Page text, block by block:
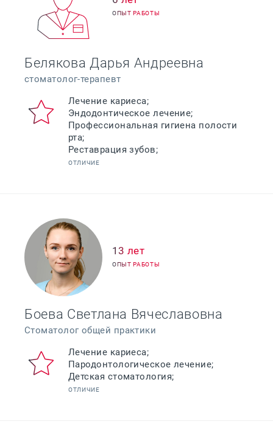
ОПЫТ РАБОТЫ
Белякова Дарья Андреевна
стоматолог-терапевт
Лечение кариеса;
Эндодонтическое лечение;
Профессиональная гигиена полости
рта;
Реставрация зубов;
ОТЛИЧИЕ
13 лет
ОПЫТ РАБОТЫ
Боева Светлана Вячеславовна
Стоматолог общей практики
Лечение кариеса;
Пародонтологическое лечение;
Детская стоматология;
ОТЛИЧИЕ